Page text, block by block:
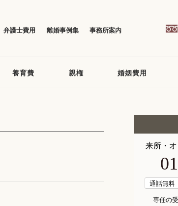
弁護士費用 離婚事例集 事務所案内
養育費 親権 婚姻費用
来所・
通話無料
専任の